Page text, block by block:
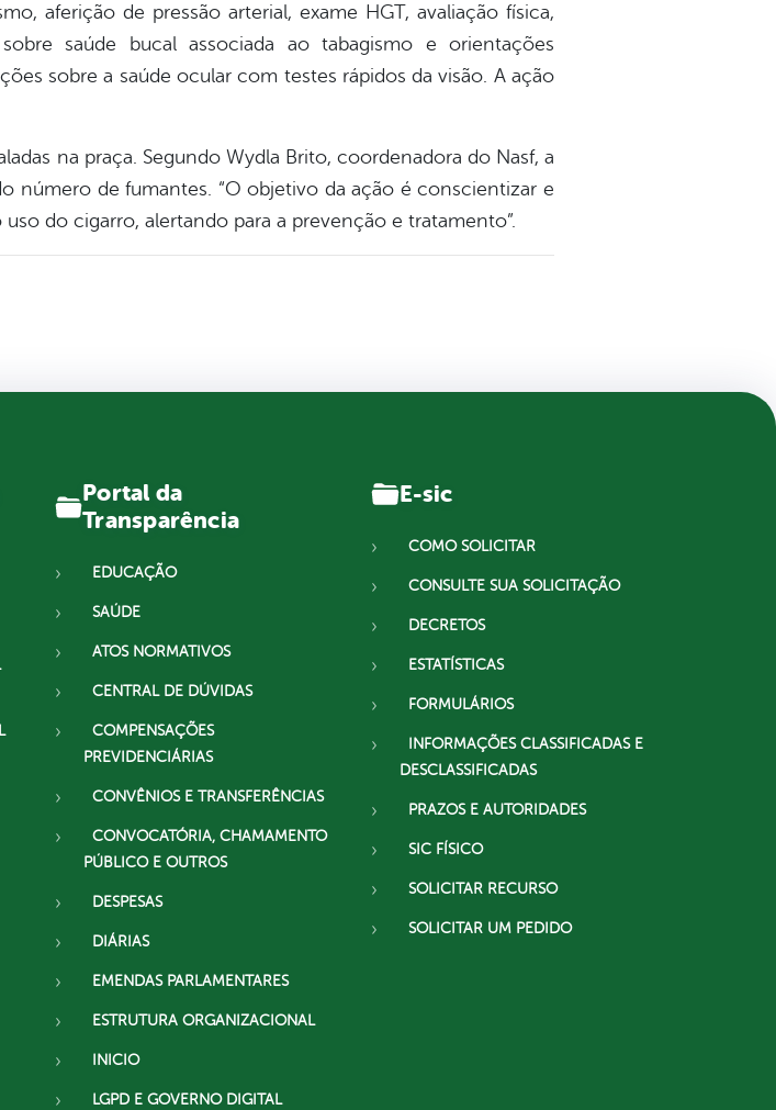
aferição de pressão arterial, exame HGT, avaliação física,
saúde bucal associada ao tabagismo e orientações
sobre a saúde ocular com testes rápidos da visão. A ação
na praça. Segundo Wydla Brito, coordenadora do Nasf, a
de fumantes. “O objetivo da ação é conscientizar e
do cigarro, alertando para a prevenção e tratamento”.
Portal da
Transparência
EDUCAÇÃO
SAÚDE
ATOS NORMATIVOS
CENTRAL DE DÚVIDAS
COMPENSAÇÕES
PREVIDENCIÁRIAS
CONVÊNIOS E TRANSFERÊNCIAS
CONVOCATÓRIA, CHAMAMENTO
PÚBLICO E OUTROS
DESPESAS
DIÁRIAS
EMENDAS PARLAMENTARES
ESTRUTURA ORGANIZACIONAL
INICIO
LGPD E GOVERNO DIGITAL
E-sic
COMO SOLICITAR
CONSULTE SUA SOLICITAÇÃO
DECRETOS
ESTATÍSTICAS
FORMULÁRIOS
INFORMAÇÕES CLASSIFICADAS E
DESCLASSIFICADAS
PRAZOS E AUTORIDADES
SIC FÍSICO
SOLICITAR RECURSO
SOLICITAR UM PEDIDO